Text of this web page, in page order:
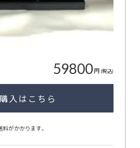
59800円 (税込)
購入はこちら
がかかります。